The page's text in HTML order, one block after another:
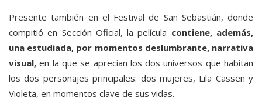
Presente también en el Festival de San Sebastián, donde
compitió en Sección Oficial, la película contiene, además,
una estudiada, por momentos deslumbrante, narrativa
visual, en la que se aprecian los dos universos que habitan
los dos personajes principales: dos mujeres, Lila Cassen y
Violeta, en momentos clave de sus vidas.